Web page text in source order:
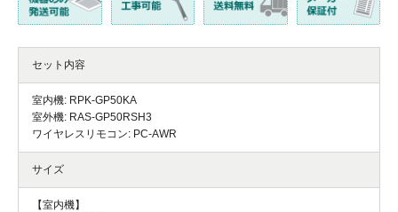
セット内容
室内機: RPK-GP50KA
室外機: RAS-GP50RSH3
ワイヤレスリモコン: PC-AWR
サイズ
【室内機】